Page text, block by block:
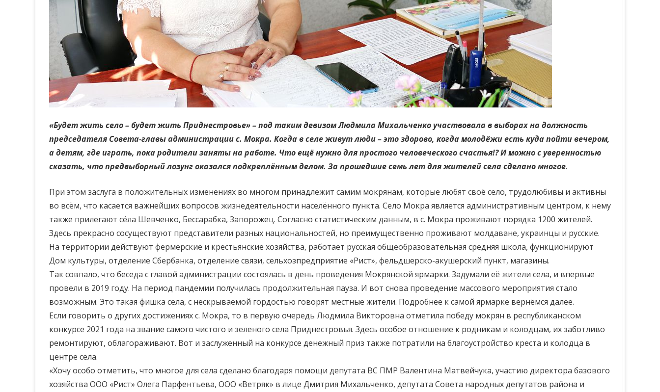
«Будет жить село – будет жить Приднестровье» – под таким девизом Людмила Михальченко участвовала в выборах на должность
председателя Совета-главы администрации с. Мокра. Когда в селе живут люди – это здорово, когда молодёжи есть куда пойти вечером,
а детям, где играть, пока родители заняты на работе. Что ещё нужно для простого человеческого счастья!? И можно с уверенностью
сказать, что предвыборный лозунг оказался подкреплённым делом. За прошедшие семь лет для жителей села сделано многое.
При этом заслуга в положительных изменениях во многом принадлежит самим мокрянам, которые любят своё село, трудолюбивы и активны
во всём, что касается важнейших вопросов жизнедеятельности населённого пункта. Село Мокра является административным центром, к нему
также прилегают сёла Шевченко, Бессарабка, Запорожец. Согласно статистическим данным, в с. Мокра проживают порядка 1200 жителей.
Здесь прекрасно сосуществуют представители разных национальностей, но преимущественно проживают молдаване, украинцы и русские.
На территории действуют фермерские и крестьянские хозяйства, работает русская общеобразовательная средняя школа, функционируют
Дом культуры, отделение Сбербанка, отделение связи, сельхозпредприятие «Рист», фельдшерско-акушерский пункт, магазины.
Так совпало, что беседа с главой администрации состоялась в день проведения Мокрянской ярмарки. Задумали её жители села, и впервые
провели в 2019 году. На период пандемии получилась продолжительная пауза. И вот снова проведение массового мероприятия стало
возможным. Это такая фишка села, с нескрываемой гордостью говорят местные жители. Подробнее к самой ярмарке вернёмся далее.
Если говорить о других достижениях с. Мокра, то в первую очередь Людмила Викторовна отметила победу мокрян в республиканском
конкурсе 2021 года на звание самого чистого и зеленого села Приднестровья. Здесь особое отношение к родникам и колодцам, их заботливо
ремонтируют, облагораживают. Вот и заслуженный на конкурсе денежный приз также потратили на благоустройство креста и колодца в
центре села.
«Хочу особо отметить, что многое для села сделано благодаря помощи депутата ВС ПМР Валентина Матвейчука, участию директора базового
хозяйства ООО «Рист» Олега Парфентьева, ООО «Ветряк» в лице Дмитрия Михальченко, депутата Совета народных депутатов района и